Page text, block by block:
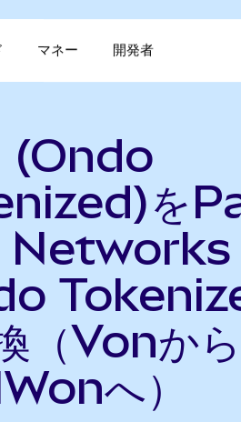
マネー 開発者
(Ondo
を
（Vonから
へ）